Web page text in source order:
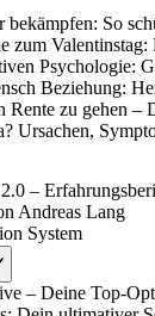
bekämpfen: So
zum Valentinstag:
Psychologie:
Beziehung:
Rente zu gehen –
Ursachen,
–
Andreas Lang
System
– Deine Top-